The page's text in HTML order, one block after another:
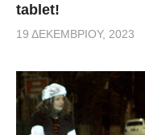
tablet!
19 ΔΕΚΕΜΒΡΊΟΥ, 2023